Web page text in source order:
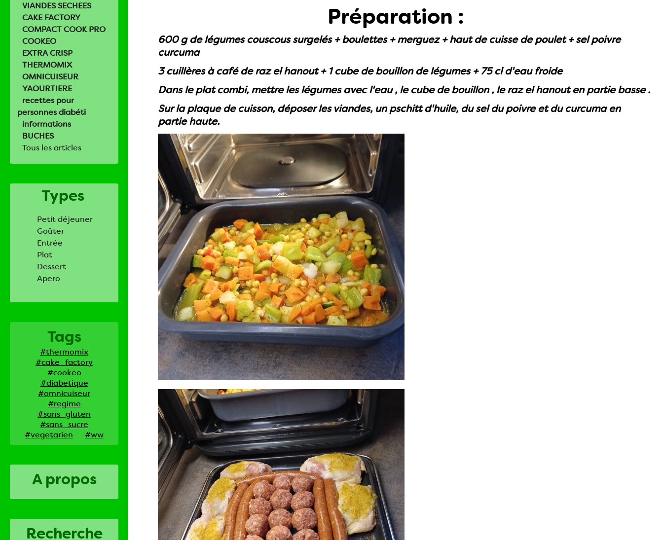
VIANDES SECHEES
CAKE FACTORY
COMPACT COOK PRO
COOKEO
EXTRA CRISP
THERMOMIX
OMNICUISEUR
YAOURTIERE
recettes pour
personnes diabéti
informations
BUCHES
Tous les articles
Types
Petit déjeuner
Goûter
Entrée
Plat
Dessert
Apero
Tags
#thermomix
#cake_factory
#cookeo
#diabetique
#omnicuiseur
#regime
#sans_gluten
#sans_sucre
#vegetarien
#ww
A propos
Recherche
Préparation :
600 g de légumes couscous surgelés + boulettes + merguez + haut de cuisse de poulet + sel poivre
curcuma
3 cuillères à café de raz el hanout + 1 cube de bouillon de légumes + 75 cl d'eau froide
Dans le plat combi, mettre les légumes avec l'eau , le cube de bouillon , le raz el hanout en partie basse .
Sur la plaque de cuisson, déposer les viandes, un pschitt d'huile, du sel du poivre et du curcuma en
partie haute.